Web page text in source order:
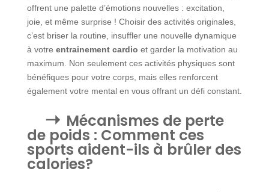
offrent une palette d’émotions nouvelles : excitation,
joie, et même surprise ! Choisir des activités originales,
c’est briser la routine, insuffler une nouvelle dynamique
à votre entrainement cardio et garder la motivation au
maximum. Non seulement ces activités physiques sont
bénéfiques pour votre corps, mais elles renforcent
également votre mental en vous offrant un défi constant.
Mécanismes de perte
de poids : Comment ces
sports aident-ils à brûler des
calories?